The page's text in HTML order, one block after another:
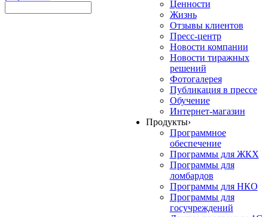
Ценности
Жизнь
Отзывы клиентов
Пресс-центр
Новости компании
Новости тиражных
решений
Фотогалерея
Публикация в прессе
Обучение
Интернет-магазин
Продукты›
Программное
обеспечение
Программы для ЖКХ
Программы для
ломбардов
Программы для НКО
Программы для
госучреждений